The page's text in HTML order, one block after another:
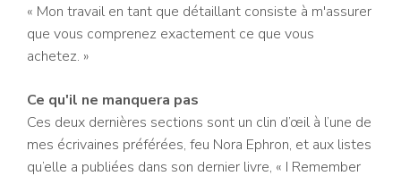
« Mon travail en tant que détaillant consiste à m'assurer
que vous comprenez exactement ce que vous
achetez. »
Ce qu'il ne manquera pas
Ces deux dernières sections sont un clin d’œil à l’une de
mes écrivaines préférées, feu Nora Ephron, et aux listes
qu’elle a publiées dans son dernier livre, « I Remember